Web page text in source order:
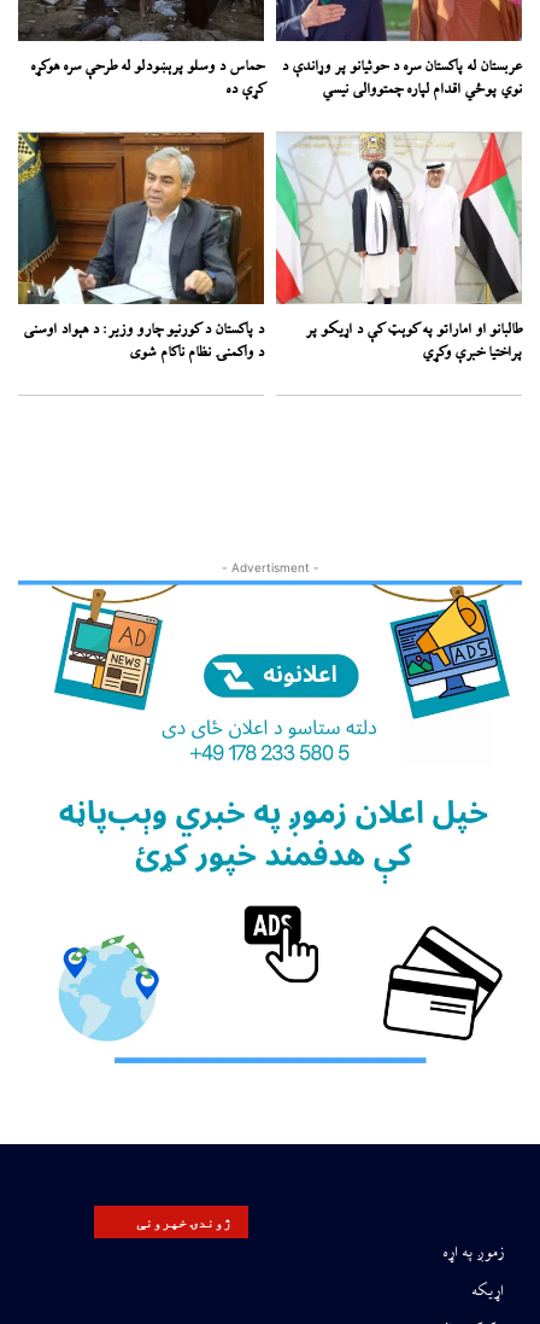
عربستان له پاکستان سره د حوثیانو پر وړاندې د
نوي پوځي اقدام لپاره چمتووالی نیسي
حماس د وسلو پرېښودلو له طرحې سره هوکړه
کړې ده
طالبانو او اماراتو په کوېټ کې د اړیکو پر
پراختیا خبرې وکړي
د پاکستان د کورنیو چارو وزیر: د هېواد اوسنی
د واکمنۍ نظام ناکام شوی
- Advertisment -
ژوندۍ خپرونې
زموږ په اړه
اړیکه